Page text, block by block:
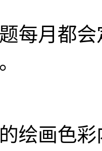
每月都
绘画色